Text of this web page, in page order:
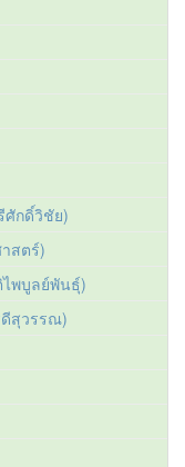
ศักดิ์วิชัย)
สตร์)
ไพบูลย์พันธุ์)
ดีสุวรรณ)